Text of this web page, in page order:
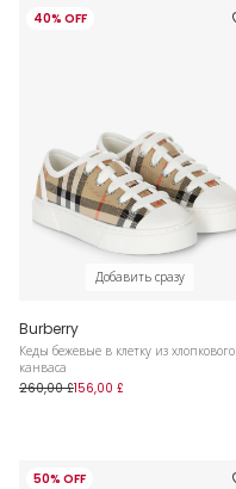
40% OFF
Добавить сразу
Burberry
Кеды бежевые в клетку из хлопкового
канваса
260,00 £156,00 £
50% OFF